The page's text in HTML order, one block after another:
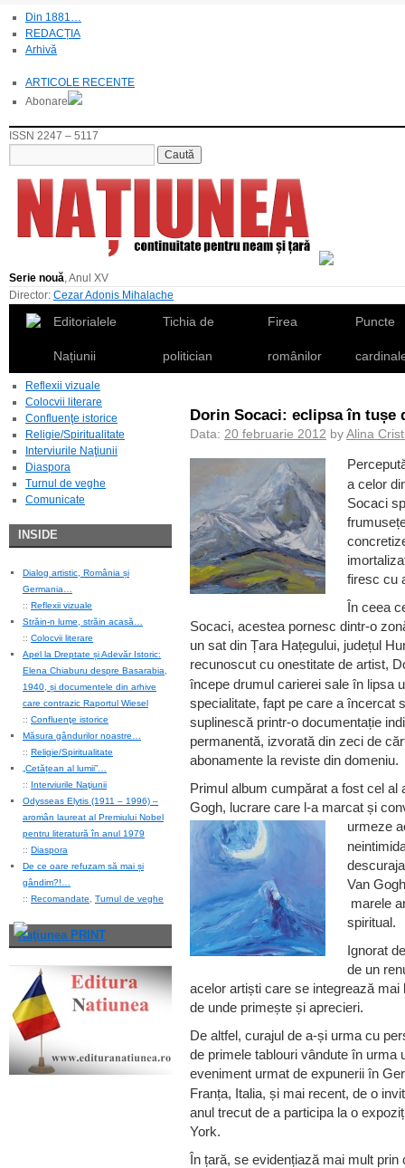
Din 1881…
REDACȚIA
Arhivă
ARTICOLE RECENTE
Abonare
ISSN 2247 – 5117
Serie nouă, Anul XV
Director: Cezar Adonis Mihalache
Editorialele
Națiunii
Tichia de
politician
Firea
românilor
Puncte
Reflexii vizuale
Colocvii literare
Confluenţe istorice
Religie/Spiritualitate
Interviurile Naţiunii
Diaspora
Turnul de veghe
Comunicate
INSIDE
Dialog artistic, România și
Germania…
:: Reflexii vizuale
Străin-n lume, străin acasă…
:: Colocvii literare
Apel la Dreptate și Adevăr Istoric:
Elena Chiaburu despre Basarabia,
1940, și documentele din arhive
care contrazic Raportul Wiesel
:: Confluenţe istorice
Măsura gândurilor noastre…
:: Religie/Spiritualitate
„Cetățean al lumii”…
:: Interviurile Naţiunii
Odysseas Elytis (1911 – 1996) –
aromân laureat al Premiului Nobel
pentru literatură în anul 1979
:: Diaspora
De ce oare refuzam să mai și
gândim?!…
:: Recomandate Turnul de veghe
Naţiunea PRINT
Dorin Socaci: eclipsa în tușe
Data: 20 februarie 2012 byAlina
a celor
Socaci
firesc cu
În ceea
Socaci, acestea pornesc dintr-o
un sat din Țara Hațegului, județul
recunoscut cu onestitate de artist,
începe drumul carierei sale în lipsa
specialitate, fapt pe care a încercat
suplinescă printr-o documentație
permanentă, izvorată din zeci de
abonamente la reviste din domeniu.
Primul album cumpărat a fost cel al
Gogh, lucrare care l-a marcat și
urmeze
Van
marele
spiritual.
Ignorat
de un
acelor artiști care se integrează
de unde primește și aprecieri.
De altfel, curajul de a-și urma cu
de primele tablouri vândute în urma
eveniment urmat de expunerii în
Franța, Italia, și mai recent, de o
anul trecut de a participa la o
York.
În țară, se evidențiază mai mult prin